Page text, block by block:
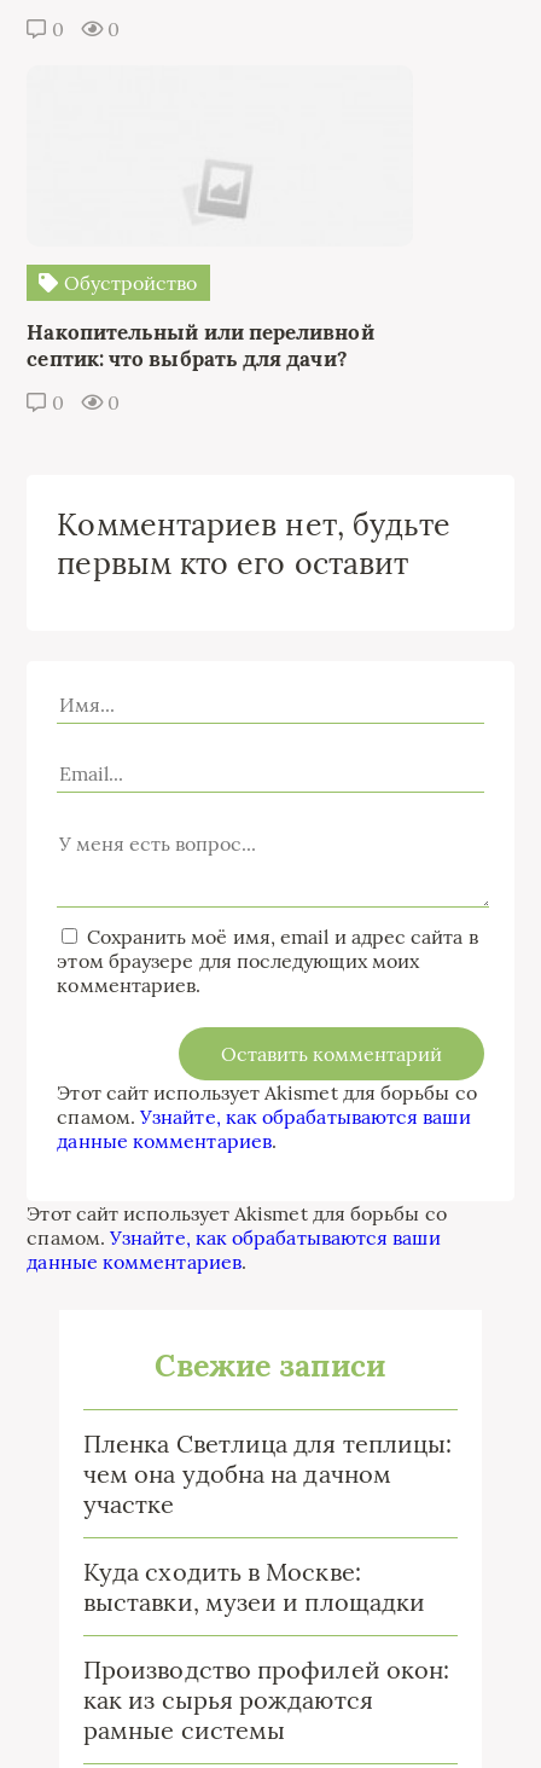
0 0
Обустройство
Накопительный или переливной
септик: что выбрать для дачи?
0 0
Комментариев нет, будьте
первым кто его оставит
Сохранить моё имя, email и адрес сайта в
этом браузере для последующих моих
комментариев.
Этот сайт использует Akismet для борьбы со
спамом.Узнайте, как обрабатываются ваши
данные комментариев.
Этот сайт использует Akismet для борьбы со
спамом.Узнайте, как обрабатываются ваши
данные комментариев.
Свежие записи
Пленка Светлица для теплицы:
чем она удобна на дачном
участке
Куда сходить в Москве:
выставки, музеи и площадки
Производство профилей окон:
как из сырья рождаются
рамные системы